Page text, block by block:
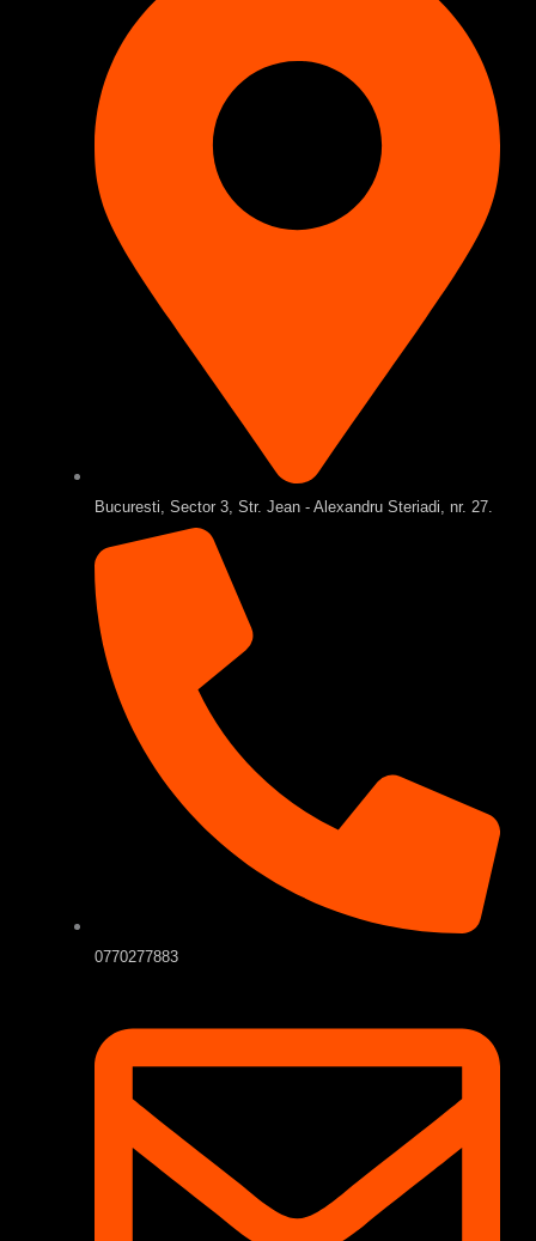
Bucuresti, Sector 3, Str. Jean - Alexandru Steriadi, nr. 27.
0770277883